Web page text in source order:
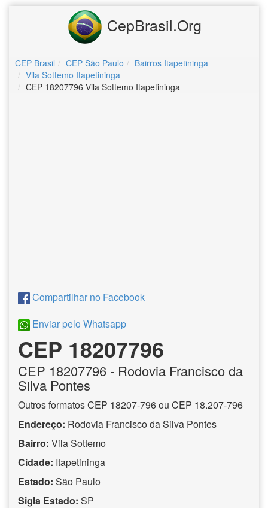
CepBrasil.Org
CEP Brasil CEP São Paulo
Bairros Itapetininga
Vila Sottemo Itapetininga
CEP 18207796 Vila Sottemo Itapetininga
Compartilhar no Facebook
Enviar pelo Whatsapp
CEP 18207796
CEP 18207796 - Rodovia Francisco da
Silva Pontes
Outros formatos CEP 18207-796 ou CEP 18.207-796
Endereço: Rodovia Francisco da Silva Pontes
Bairro: Vila Sottemo
Cidade: Itapetininga
Estado: São Paulo
Sigla Estado: SP